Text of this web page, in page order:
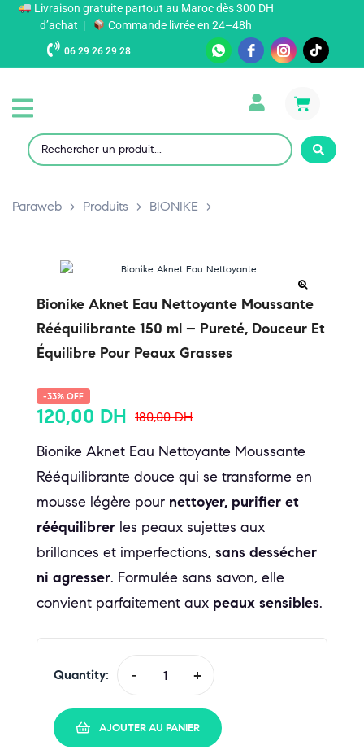
Livraison gratuite partout au Maroc dès 300 DH
d’achat |
Commande livrée en 24–48h
06 29 26 29 28
Paraweb > Produits > BIONIKE >
Bionike Aknet Eau Nettoyante Moussante
Rééquilibrante 150 ml – Pureté, Douceur Et
Équilibre Pour Peaux Grasses
-33% OFF
180,00DH
120,00 DH
Bionike Aknet Eau Nettoyante Moussante
Rééquilibrante douce qui se transforme en
mousse légère pour nettoyer, purifier et
rééquilibrer les peaux sujettes aux
brillances et imperfections, sans dessécher
ni agresser. Formulée sans savon, elle
convient parfaitement aux peaux sensibles.
Quantity: - +
AJOUTER AU PANIER